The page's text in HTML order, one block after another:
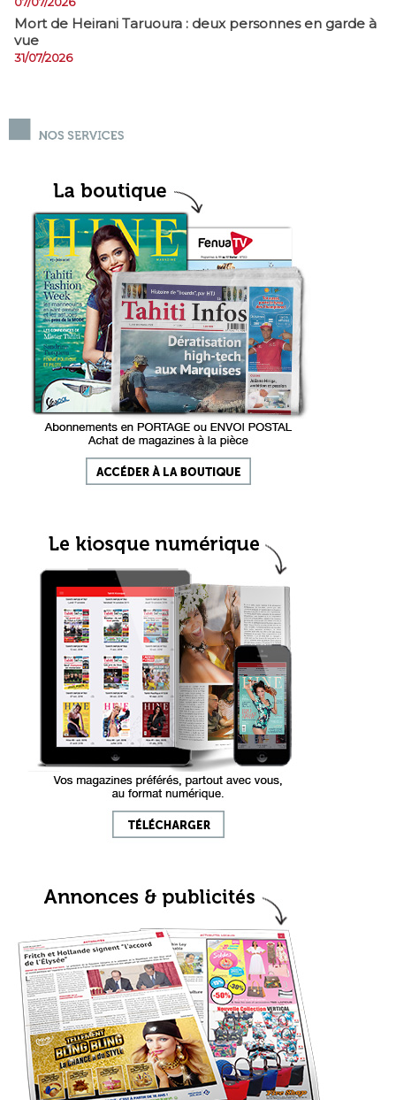
Mort de Heirani Taruoura : deux personnes en garde à
vue
31/07/2026